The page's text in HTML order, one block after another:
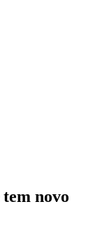
novo